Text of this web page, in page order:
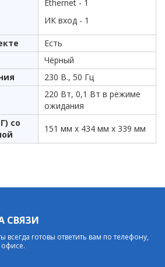
Ethernet - 1
ИК вход - 1
Есть
Чёрный
230 В., 50 Гц
220 Вт, 0,1 Вт в режиме
ожидания
со
151 мм х 434 мм х 339 мм
СВЯЗИ
всегда готовы ответить вам по телефону,